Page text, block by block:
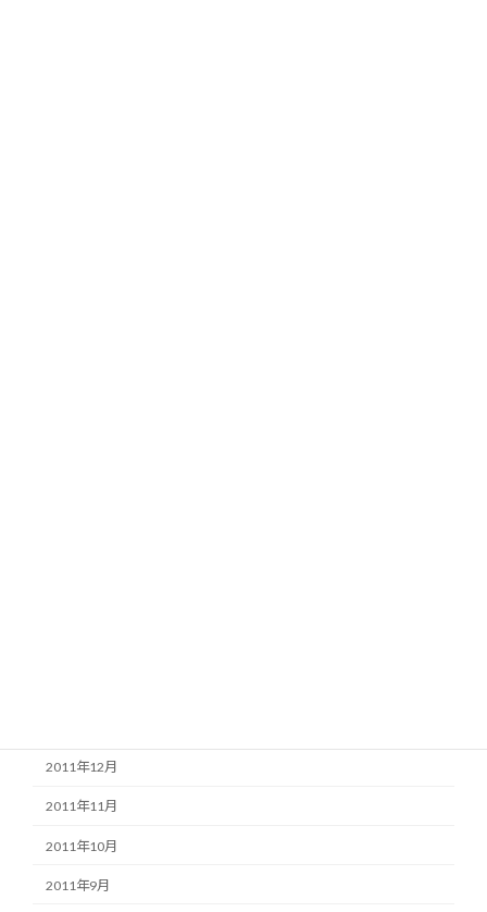
2011年12月
2011年11月
2011年10月
2011年9月